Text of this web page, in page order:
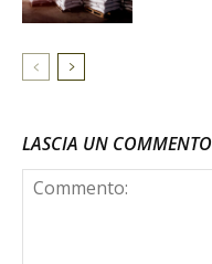
LASCIA UN COMMENTO